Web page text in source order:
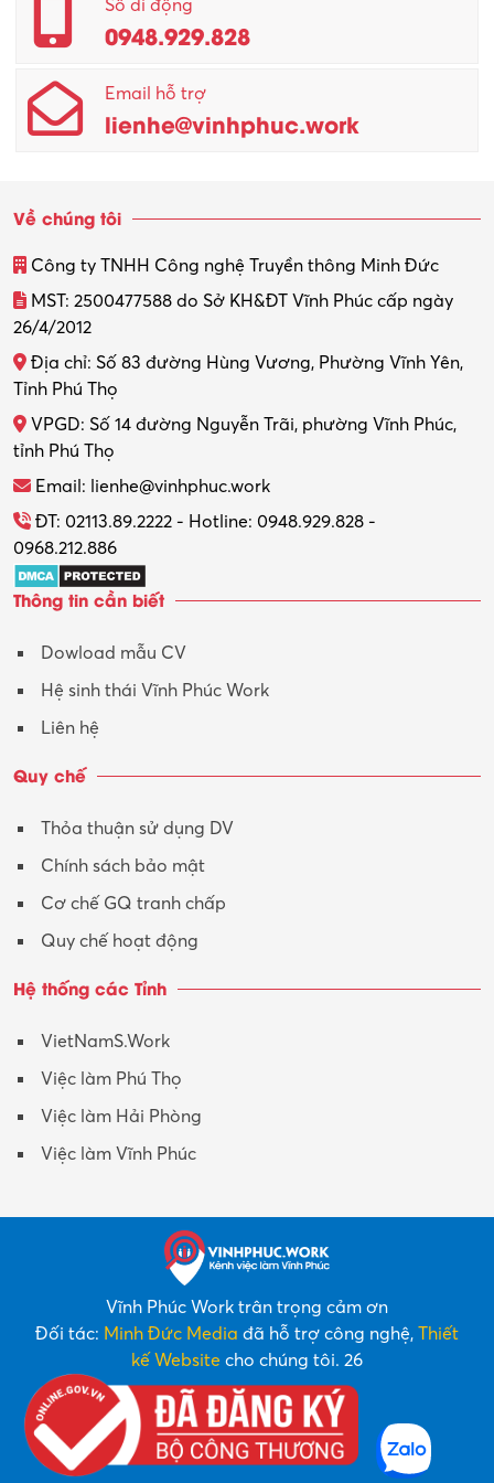
Quản lý chất lượng – QC
Quản lý sản xuất
Quản trị kinh doanh
Thiết kế nội thất
Thợ máy – Ô tô – Xe máy
Thực tập
Tổ chức sự kiện – Quà tặng
Trợ lý
Tư vấn
Tư vấn – Kiến trúc
Y tế-Dược
Số di động
0948.929.828
Email hỗ trợ
lienhe@vinhphuc.work
Về chúng tôi
Công ty TNHH Công nghệ Truyền thông Minh Đức
MST: 2500477588 do Sở KH&ĐT Vĩnh Phúc cấp ngày
26/4/2012
Địa chỉ: Số 83 đường Hùng Vương, Phường Vĩnh Yên,
Tỉnh Phú Thọ
VPGD: Số 14 đường Nguyễn Trãi, phường Vĩnh Phúc,
tỉnh Phú Thọ
Email: lienhe@vinhphuc.work
ĐT: 02113.89.2222 - Hotline: 0948.929.828 -
0968.212.886
Thông tin cần biết
Dowload mẫu CV
Hệ sinh thái Vĩnh Phúc Work
Liên hệ
Quy chế
Thỏa thuận sử dụng DV
Chính sách bảo mật
Cơ chế GQ tranh chấp
Quy chế hoạt động
Hệ thống các Tỉnh
VietNamS.Work
Việc làm Phú Thọ
Việc làm Hải Phòng
Việc làm Vĩnh Phúc
Vĩnh Phúc Work trân trọng cảm ơn
Đối tác: Minh Đức Media đã hỗ trợ công nghệ, Thiết
kế Website cho chúng tôi. 26